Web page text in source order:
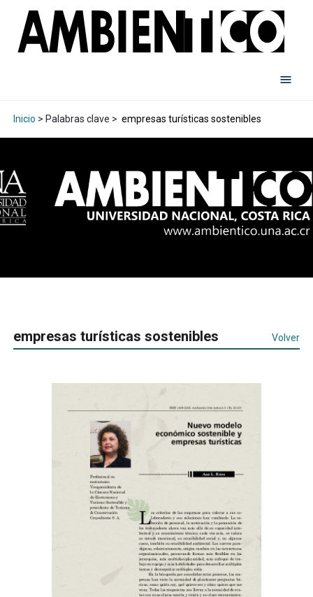
Inicio > Palabras clave > empresas turísticas sostenibles
empresas turísticas sostenibles Volver